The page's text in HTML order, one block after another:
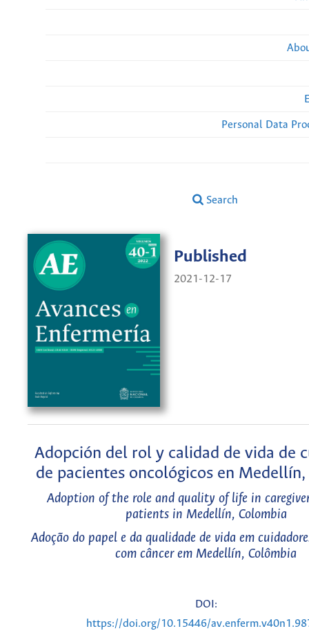
Personal Data
Search
Published
2021-12-17
Adopción del rol y calidad de vida de
de pacientes oncológicos en
Adoption of the role and quality of life in
patients in Medellín, Colombia
Adoção do papel e da qualidade de vida em
com câncer em Medellín, Colômbia
DOI:
https://doi.org/10.15446/